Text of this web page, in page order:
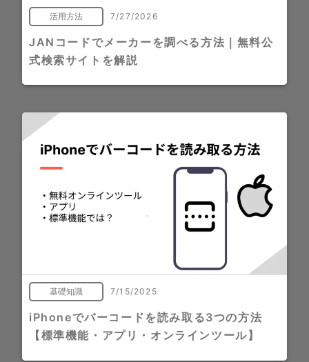
活用方法 7/27/2026
JANコードでメーカーを調べる方法｜無料公
式検索サイトを解説
基礎知識 7/15/2025
iPhoneでバーコードを読み取る3つの方法
【標準機能・アプリ・オンラインツール】